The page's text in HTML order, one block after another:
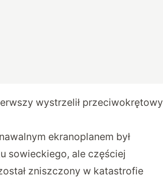
wystrzelił przeciwokrętowy
ekranoplanem był
sowieckiego, ale częściej
zniszczony w katastrofie